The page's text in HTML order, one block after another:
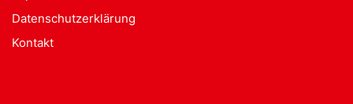
Datenschutzerklärung
Kontakt